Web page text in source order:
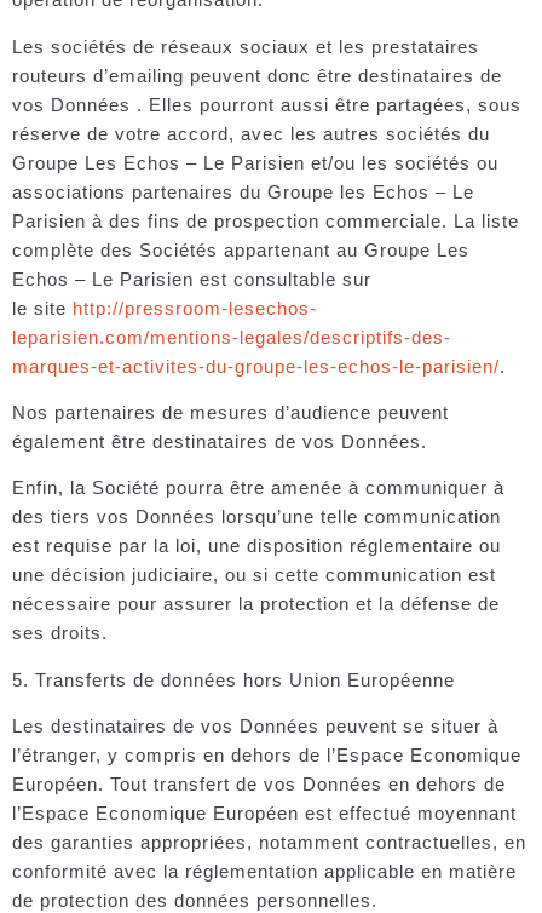
Les sociétés de réseaux sociaux et les prestataires
routeurs d’emailing peuvent donc être destinataires de
vos Données . Elles pourront aussi être partagées, sous
réserve de votre accord, avec les autres sociétés du
Groupe Les Echos – Le Parisien et/ou les sociétés ou
associations partenaires du Groupe les Echos – Le
Parisien à des fins de prospection commerciale. La liste
complète des Sociétés appartenant au Groupe Les
Echos – Le Parisien est consultable sur
le site http://pressroom-lesechos-
leparisien.com/mentions-legales/descriptifs-des-
marques-et-activites-du-groupe-les-echos-le-parisien/.
Nos partenaires de mesures d’audience peuvent
également être destinataires de vos Données.
Enfin, la Société pourra être amenée à communiquer à
des tiers vos Données lorsqu’une telle communication
est requise par la loi, une disposition réglementaire ou
une décision judiciaire, ou si cette communication est
nécessaire pour assurer la protection et la défense de
ses droits.
5. Transferts de données hors Union Européenne
Les destinataires de vos Données peuvent se situer à
l’étranger, y compris en dehors de l’Espace Economique
Européen. Tout transfert de vos Données en dehors de
l’Espace Economique Européen est effectué moyennant
des garanties appropriées, notamment contractuelles, en
conformité avec la réglementation applicable en matière
de protection des données personnelles.